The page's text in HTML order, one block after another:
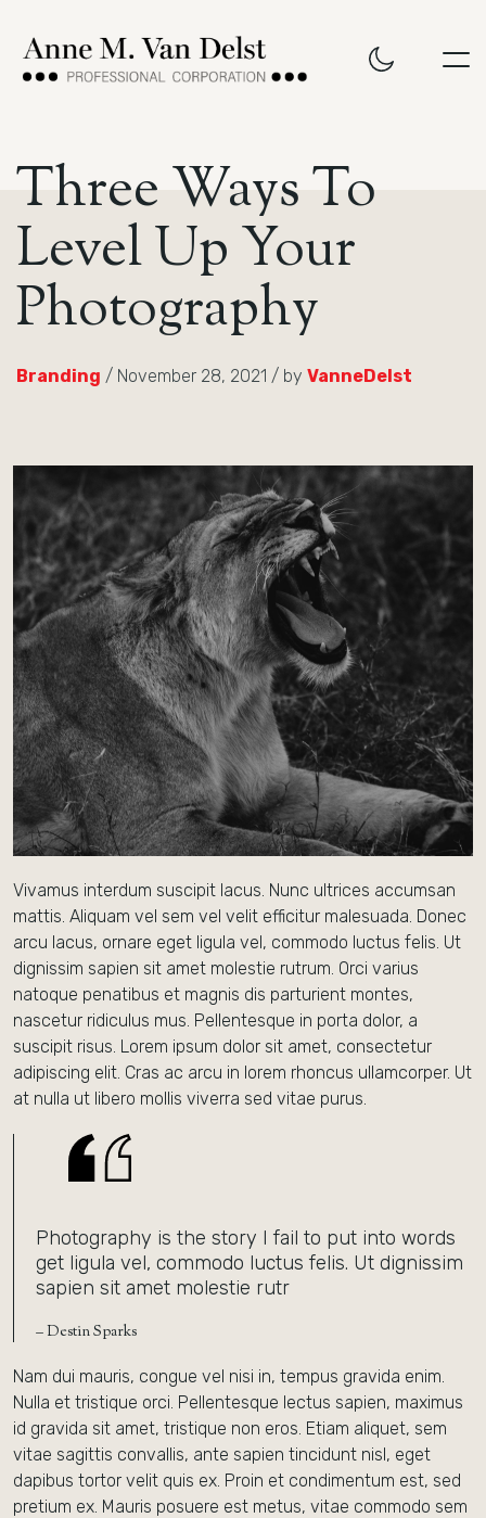
Three Ways To
Level Up Your
Photography
Branding / November 28, 2021 / by VanneDelst
Vivamus interdum suscipit lacus. Nunc ultrices accumsan
mattis. Aliquam vel sem vel velit efficitur malesuada. Donec
arcu lacus, ornare eget ligula vel, commodo luctus felis. Ut
dignissim sapien sit amet molestie rutrum. Orci varius
natoque penatibus et magnis dis parturient montes,
nascetur ridiculus mus. Pellentesque in porta dolor, a
suscipit risus. Lorem ipsum dolor sit amet, consectetur
adipiscing elit. Cras ac arcu in lorem rhoncus ullamcorper. Ut
at nulla ut libero mollis viverra sed vitae purus.
Photography is the story I fail to put into words
get ligula vel, commodo luctus felis. Ut dignissim
sapien sit amet molestie rutr
– Destin Sparks
Nam dui mauris, congue vel nisi in, tempus gravida enim.
Nulla et tristique orci. Pellentesque lectus sapien, maximus
id gravida sit amet, tristique non eros. Etiam aliquet, sem
vitae sagittis convallis, ante sapien tincidunt nisl, eget
dapibus tortor velit quis ex. Proin et condimentum est, sed
pretium ex. Mauris posuere est metus, vitae commodo sem